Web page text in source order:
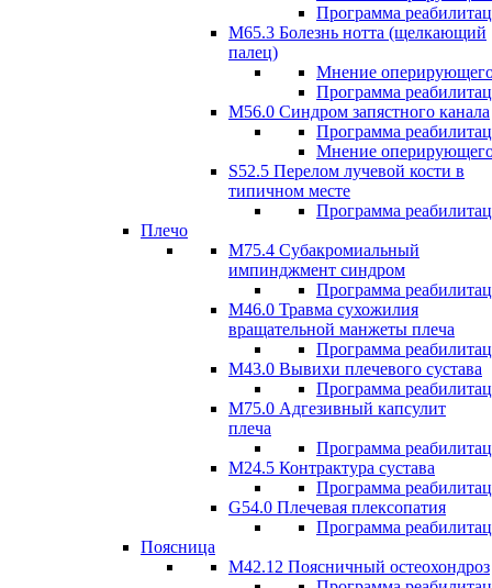
Программа
М65.3 Болезнь нотта (щелкающий
палец)
Мнение
Программа
M56.0 Синдром запястного канала
Программа
Мнение
S52.5 Перелом лучевой кости в
типичном месте
Программа
Плечо
М75.4 Субакромиальный
импинджмент синдром
Программа
М46.0 Травма сухожилия
вращательной манжеты плеча
Программа
M43.0 Вывихи плечевого сустава
Программа
М75.0 Адгезивный капсулит
плеча
Программа
M24.5 Контрактура сустава
Программа
G54.0 Плечевая плексопатия
Программа
Поясница
М42.12 Поясничный остеохондроз